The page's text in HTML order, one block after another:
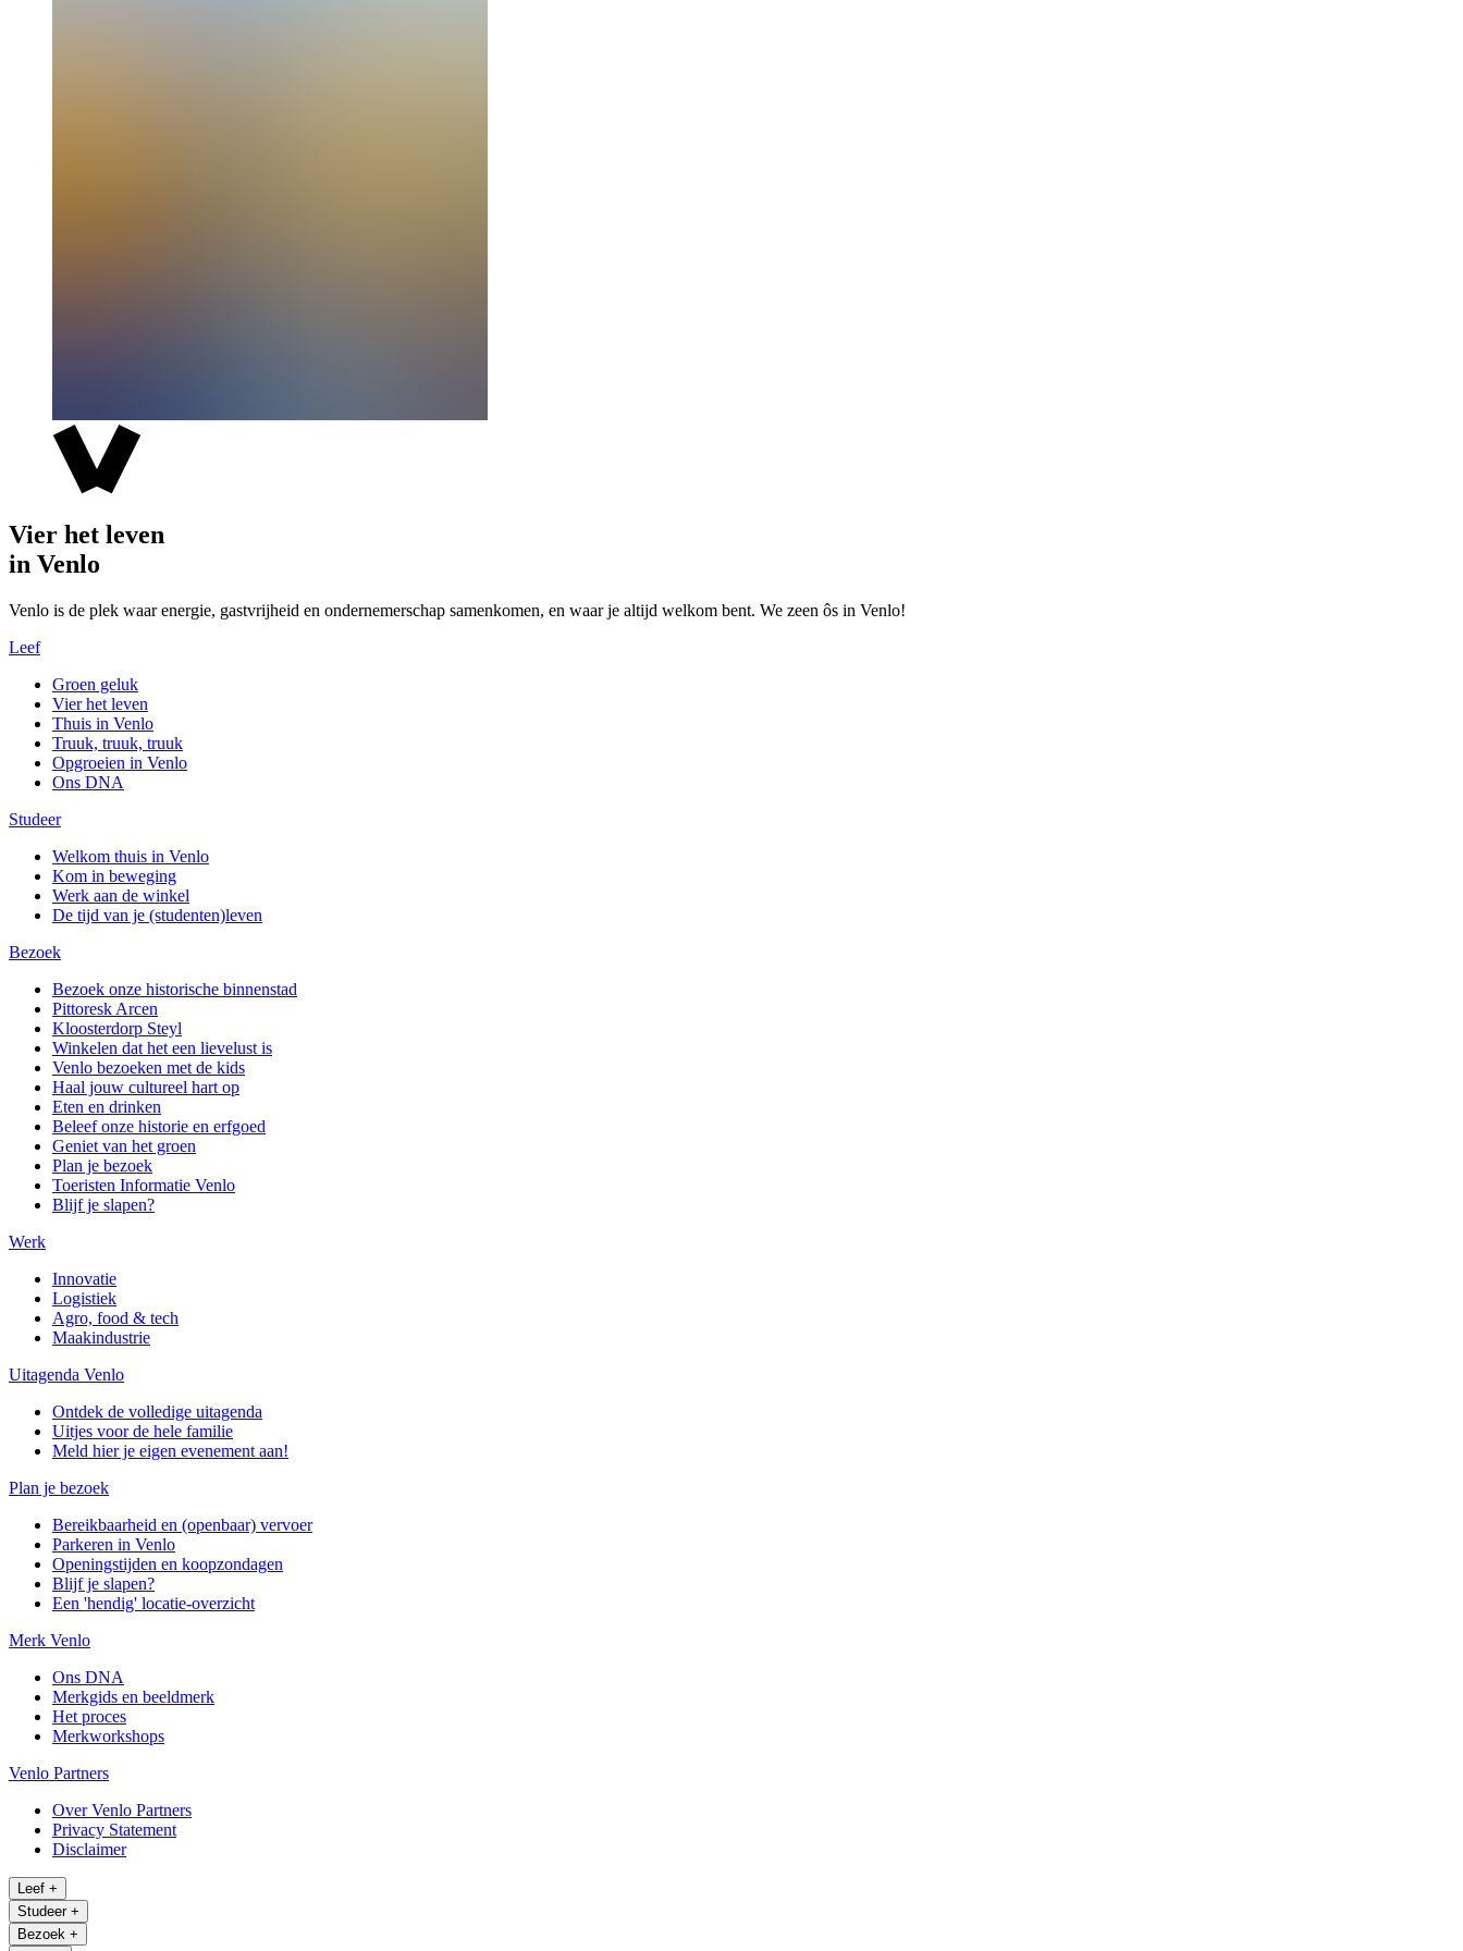
Vier het leven
in Venlo
Venlo is de plek waar energie, gastvrijheid en ondernemerschap samenkomen, en waar je altijd welkom bent. We zeen ôs in Venlo!
Leef
Groen geluk
Vier het leven
Thuis in Venlo
Truuk, truuk, truuk
Opgroeien in Venlo
Ons DNA
Studeer
Welkom thuis in Venlo
Kom in beweging
Werk aan de winkel
De tijd van je (studenten)leven
Bezoek
Bezoek onze historische binnenstad
Pittoresk Arcen
Kloosterdorp Steyl
Winkelen dat het een lievelust is
Venlo bezoeken met de kids
Haal jouw cultureel hart op
Eten en drinken
Beleef onze historie en erfgoed
Geniet van het groen
Plan je bezoek
Toeristen Informatie Venlo
Blijf je slapen?
Werk
Innovatie
Logistiek
Agro, food & tech
Maakindustrie
Uitagenda Venlo
Ontdek de volledige uitagenda
Uitjes voor de hele familie
Meld hier je eigen evenement aan!
Plan je bezoek
Bereikbaarheid en (openbaar) vervoer
Parkeren in Venlo
Openingstijden en koopzondagen
Blijf je slapen?
Een 'hendig' locatie-overzicht
Merk Venlo
Ons DNA
Merkgids en beeldmerk
Het proces
Merkworkshops
Venlo Partners
Over Venlo Partners
Privacy Statement
Disclaimer
Leef +
Studeer +
Bezoek +